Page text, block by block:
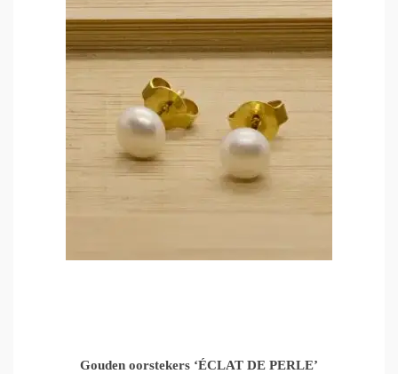
Gouden oorstekers ‘ÉCLAT DE PERLE’